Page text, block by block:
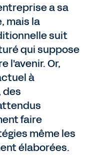
a sa
mais la
suit
qui suppose
l'avenir. Or,
à
des
faire
même les
élaborées.